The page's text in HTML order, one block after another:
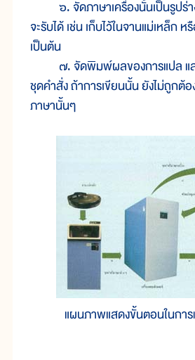
๖. จัดภาษาเครื่องนั้นเป็นรูปร่
จะรับได้ เช่น เก็บไว้ในจานแม่เหล็ก
เป็นต้น
๗. จัดพิมพ์ผลของการแปล แล
ชุดคำสั่ง ถ้าการเขียนนั้น ยังไม่ถูกต้
ภาษานั้นๆ
แผนภาพแสดงขั้นตอนในกา